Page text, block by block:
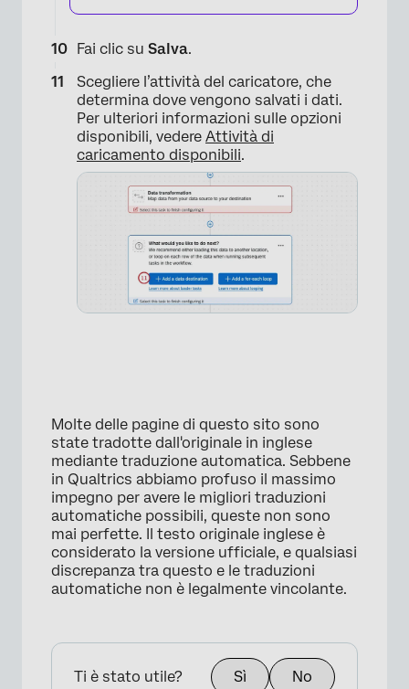
×
Fai clic su Salva.
Scegliere l’attività del caricatore, che
determina dove vengono salvati i dati.
Per ulteriori informazioni sulle opzioni
disponibili, vedere Attività di
caricamento disponibili.
Molte delle pagine di questo sito sono
state tradotte dall'originale in inglese
mediante traduzione automatica. Sebbene
in Qualtrics abbiamo profuso il massimo
impegno per avere le migliori traduzioni
automatiche possibili, queste non sono
mai perfette. Il testo originale inglese è
considerato la versione ufficiale, e qualsiasi
discrepanza tra questo e le traduzioni
automatiche non è legalmente vincolante.
Ti è stato utile? Sì No